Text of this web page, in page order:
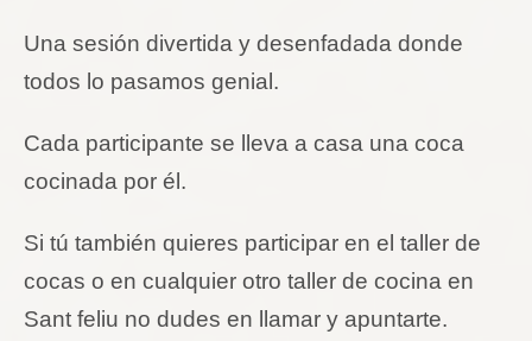
Una sesión divertida y desenfadada donde
todos lo pasamos genial.
Cada participante se lleva a casa una coca
cocinada por él.
Si tú también quieres participar en el taller de
cocas o en cualquier otro taller de cocina en
Sant feliu no dudes en llamar y apuntarte.